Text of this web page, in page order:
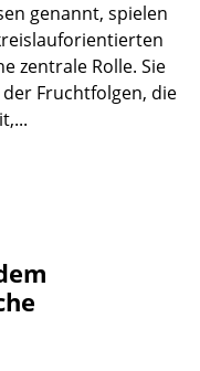
genannt, spielen
zentrale Rolle. Sie
Fruchtfolgen, die